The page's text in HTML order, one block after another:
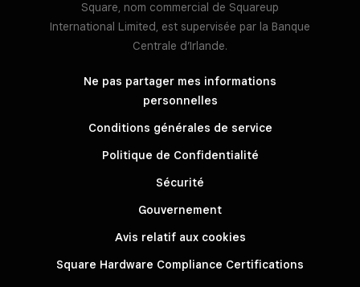
Square, nom commercial de Squareup
International Limited, est supervisée par la Banque
Centrale d’Irlande.
Ne pas partager mes informations
personnelles
Conditions générales de service
Politique de Confidentialité
Sécurité
Gouvernement
Avis relatif aux cookies
Square Hardware Compliance Certifications